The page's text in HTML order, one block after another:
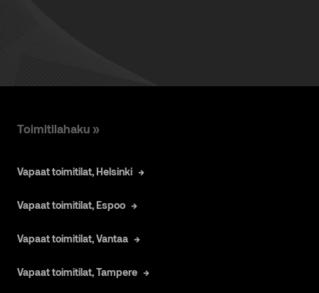
Toimitilahaku »
Vapaat toimitilat, Helsinki
Vapaat toimitilat, Espoo
Vapaat toimitilat, Vantaa
Vapaat toimitilat, Tampere